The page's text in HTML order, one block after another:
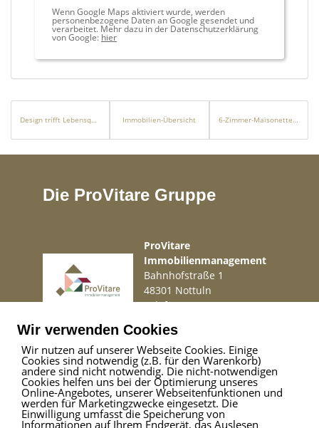
Wenn Google Maps aktiviert wurde, werden
personenbezogene Daten an Google gesendet und
verarbeitet. Mehr dazu in der Datenschutzerklärung
von Google: hier
Design trifft Lebensqualität – Wohnen auf hohem Niveau Immobilien-Übersicht 6-Zimmer-Maisonette mit ca. 130 m² Gesamtfläche – Wohnen auf zwei Ebenen in Neuss-Furth
Die ProVitare Gruppe
ProVitare
Immobilienmanagement
Bahnhofstraße 1
48301 Nottuln
Telefon02509 99 49 871
Impressum|Haftungsausschluss|Datenschutz
ProVitare Commercial
Wir verwenden Cookies
Wir nutzen auf unserer Webseite Cookies. Einige
Cookies sind notwendig (z.B. für den Warenkorb)
andere sind nicht notwendig. Die nicht-notwendigen
Cookies helfen uns bei der Optimierung unseres
Online-Angebotes, unserer Webseitenfunktionen und
werden für Marketingzwecke eingesetzt. Die
Einwilligung umfasst die Speicherung von
Informationen auf Ihrem Endgerät, das Auslesen